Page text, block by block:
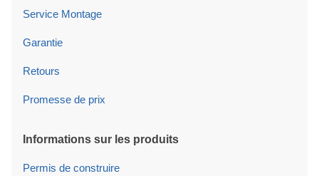
Service Montage
Garantie
Retours
Promesse de prix
Informations sur les produits
Permis de construire